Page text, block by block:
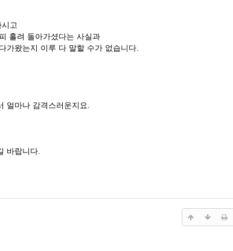
고
흘려 돌아가셨다는 사실과
가왔는지 이루 다 말할 수가 없습니다.
얼마나 감격스러운지요.
바랍니다.